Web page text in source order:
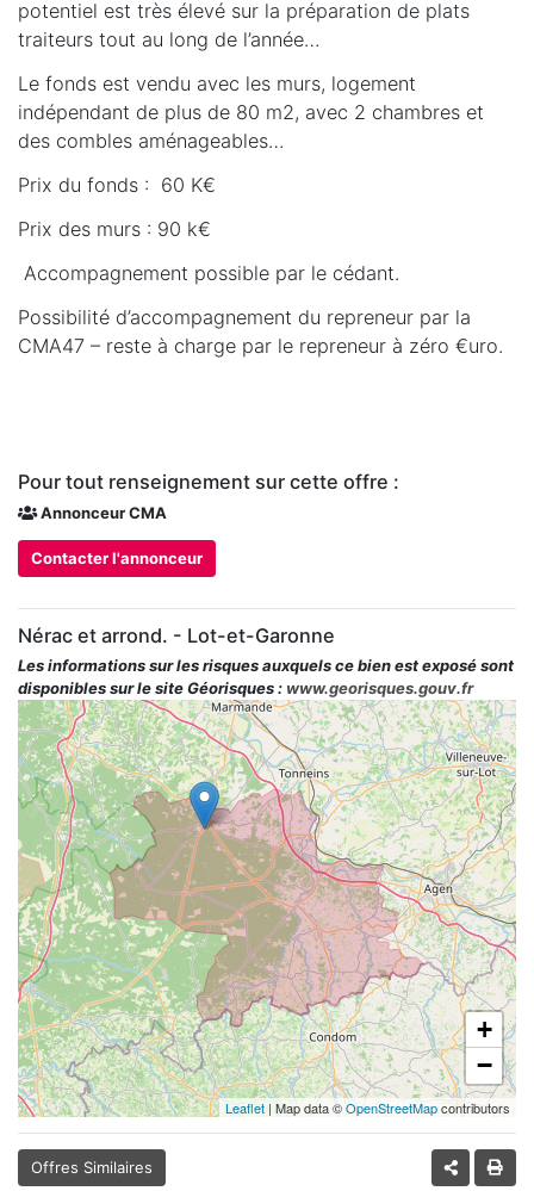
potentiel est très élevé sur la préparation de plats
traiteurs tout au long de l’année…
Le fonds est vendu avec les murs, logement
indépendant de plus de 80 m2, avec 2 chambres et
des combles aménageables…
Prix du fonds : 60 K€
Prix des murs : 90 k€
Accompagnement possible par le cédant.
Possibilité d’accompagnement du repreneur par la
CMA47 – reste à charge par le repreneur à zéro €uro.
Pour tout renseignement sur cette offre :
Annonceur CMA
Contacter l'annonceur
Nérac et arrond. - Lot-et-Garonne
Les informations sur les risques auxquels ce bien est exposé sont
disponibles sur le site Géorisques : www.georisques.gouv.fr
+
−
Leaflet | Map data ©OpenStreetMapcontributors
Offres Similaires